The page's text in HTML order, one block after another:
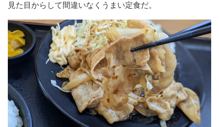
見た目からして間違いなくうまい定食だ。